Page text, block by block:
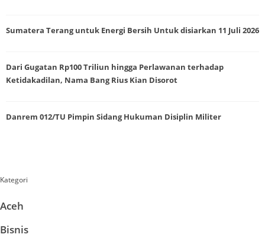
Sumatera Terang untuk Energi Bersih Untuk disiarkan 11 Juli 2026
Dari Gugatan Rp100 Triliun hingga Perlawanan terhadap
Ketidakadilan, Nama Bang Rius Kian Disorot
Danrem 012/TU Pimpin Sidang Hukuman Disiplin Militer
Kategori
Aceh
Bisnis